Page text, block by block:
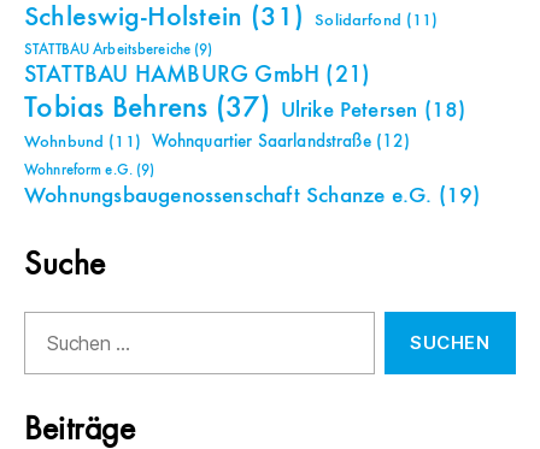
Schleswig-Holstein (31) Solidarfond (11)
STATTBAU Arbeitsbereiche (9)
STATTBAU HAMBURG GmbH (21)
Tobias Behrens (37) Ulrike Petersen (18)
Wohnbund (11) Wohnquartier Saarlandstraße(12)
Wohnreform e.G.(9)
Wohnungsbaugenossenschaft Schanze e.G. (19)
Suche
nach:
Beiträge